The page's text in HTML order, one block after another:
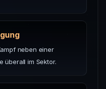
neben einer
überall im Sektor.